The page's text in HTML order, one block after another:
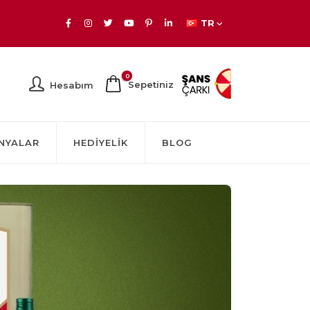
TR
Hesabım
0
Sepetiniz
HEDIYELIK BLOG